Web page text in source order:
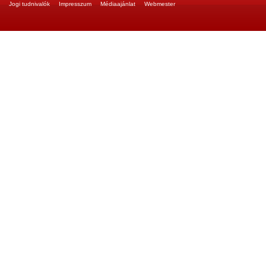
Jogi tudnivalók Impresszum Médiaajánlat Webmester